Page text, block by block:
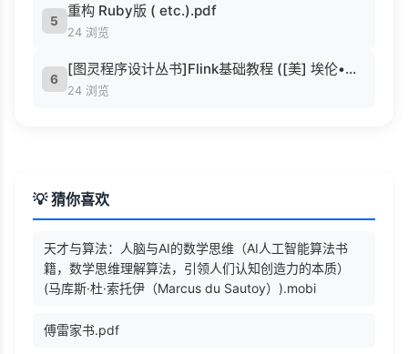
5
重构 Ruby版 ( etc.).pdf
24 浏览
6
[图灵程序设计丛书]Flink基础教程 ([美] 埃伦•弗里德曼 [希] 科斯塔斯•宙马斯).pdf
24 浏览
💡 猜你喜欢
天才与算法：人脑与AI的数学思维（AI人工智能算法书
籍，数学思维理解算法，引领人们认知创造力的本质）
(马库斯·杜·索托伊（Marcus du Sautoy）).mobi
傅雷家书.pdf